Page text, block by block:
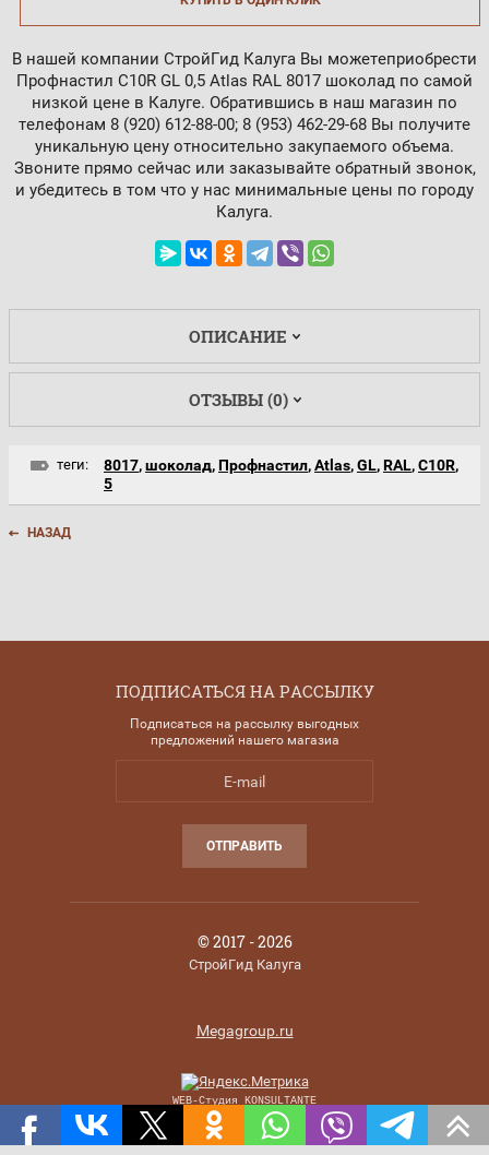
В нашей компании СтройГид Калуга Вы можетеприобрести
Профнастил С10R GL 0,5 Atlas RAL 8017 шоколад по самой
низкой цене в Калуге. Обратившись в наш магазин по
телефонам 8 (920) 612-88-00; 8 (953) 462-29-68 Вы получите
уникальную цену относительно закупаемого объема.
Звоните прямо сейчас или заказывайте обратный звонок,
и убедитесь в том что у нас минимальные цены по городу
Калуга.
ОПИСАНИЕ
ОТЗЫВЫ (0)
теги: 8017,шоколад, Профнастил,Atlas,GL,RAL,С10R,
5
НАЗАД
ПОДПИСАТЬСЯ НА РАССЫЛКУ
Подписаться на рассылку выгодных
предложений нашего магазиа
ОТПРАВИТЬ
© 2017 - 2026
СтройГид Калуга
Megagroup.ru
WEB-Студия KONSULTANTE